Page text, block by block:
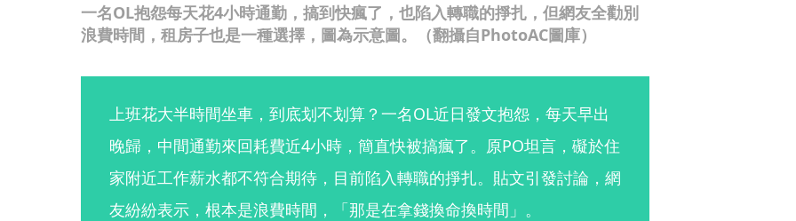
一名OL抱怨每天花4小時通勤，搞到快瘋了，也陷入轉職的掙扎，但網友全勸別
浪費時間，租房子也是一種選擇，圖為示意圖。（翻攝自PhotoAC圖庫）
上班花大半時間坐車，到底划不划算？一名OL近日發文抱怨，每天早出
晚歸，中間通勤來回耗費近4小時，簡直快被搞瘋了。原PO坦言，礙於住
家附近工作薪水都不符合期待，目前陷入轉職的掙扎。貼文引發討論，網
友紛紛表示，根本是浪費時間，「那是在拿錢換命換時間」。